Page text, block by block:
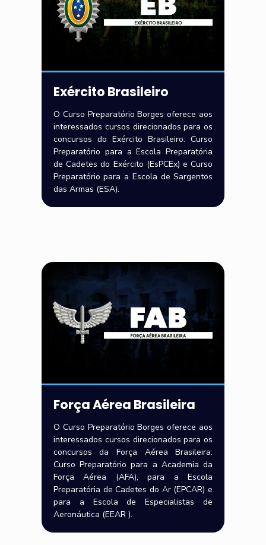
Exército Brasileiro
O Curso Preparatório Borges oferece aos
interessados cursos direcionados para os
concursos do Exército Brasileiro: Curso
Preparatório para a Escola Preparatória
de Cadetes do Exército (EsPCEx) e Curso
Preparatório para a Escola de Sargentos
das Armas (ESA).
Força Aérea Brasileira
O Curso Preparatório Borges oferece aos
interessados cursos direcionados para os
concursos da Força Aérea Brasileira:
Curso Preparatório para a Academia da
Força Aérea (AFA), para a Escola
Preparatória de Cadetes do Ar (EPCAR) e
para a Escola de Especialistas de
Aeronáutica (EEAR ).